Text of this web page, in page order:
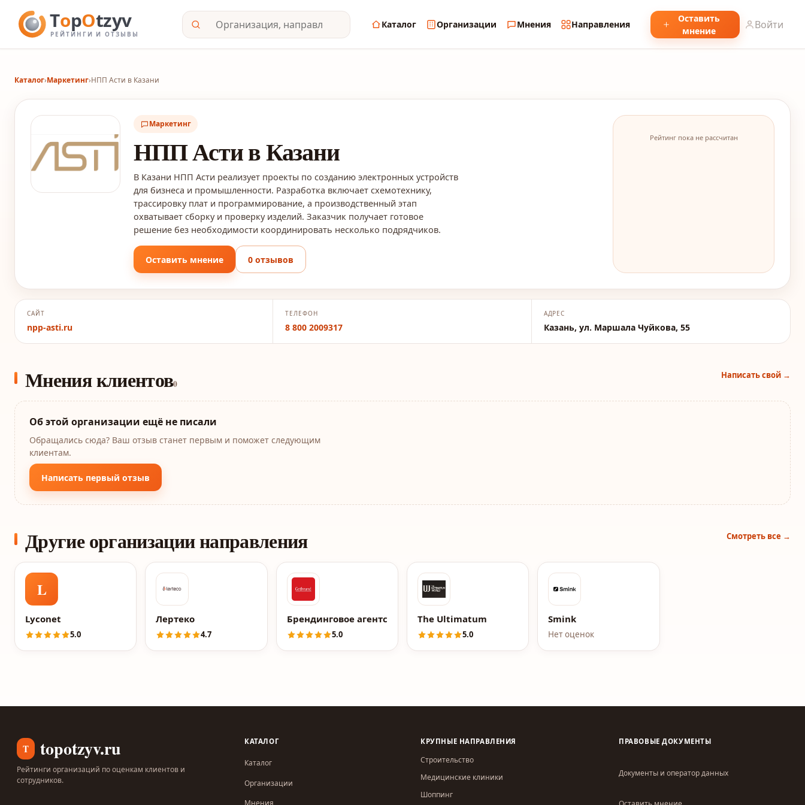
Каталог Организации Мнения Направления
Оставить
мнение
Войти
Каталог›Маркетинг›НПП Асти в Казани
Маркетинг
НПП Асти в Казани
В Казани НПП Асти реализует проекты по созданию электронных устройств
для бизнеса и промышленности. Разработка включает схемотехнику,
трассировку плат и программирование, а производственный этап
охватывает сборку и проверку изделий. Заказчик получает готовое
решение без необходимости координировать несколько подрядчиков.
Оставить мнение 0 отзывов
Рейтинг пока не рассчитан
САЙТ
npp-asti.ru
ТЕЛЕФОН
8 800 2009317
АДРЕС
Казань, ул. Маршала Чуйкова, 55
Мнения клиентов0
Написать свой →
Об этой организации ещё не писали
Обращались сюда? Ваш отзыв станет первым и поможет следующим
клиентам.
Написать первый отзыв
Другие организации направления Смотреть все →
L
Lyconet
5.0
Лертеко
4.7
Брендинговое агентство Getbrand
5.0
The Ultimatum
5.0
Smink
Нет оценок
T topotzyv.ru
Рейтинги организаций по оценкам клиентов и
сотрудников.
КАТАЛОГ
Каталог
Организации
КРУПНЫЕ НАПРАВЛЕНИЯ
Строительство
Медицинские клиники
Шоппинг
ПРАВОВЫЕ ДОКУМЕНТЫ
Документы и оператор данных